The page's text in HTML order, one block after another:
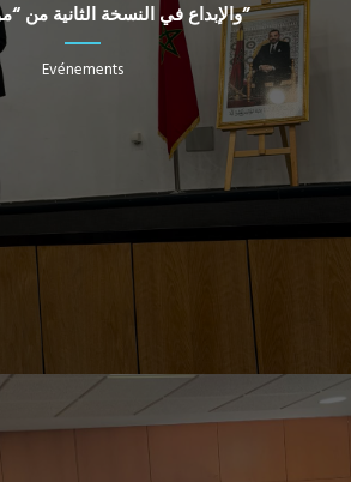
والإبداع في النسخة الثانية من “مواهب أكدال”
Evénements